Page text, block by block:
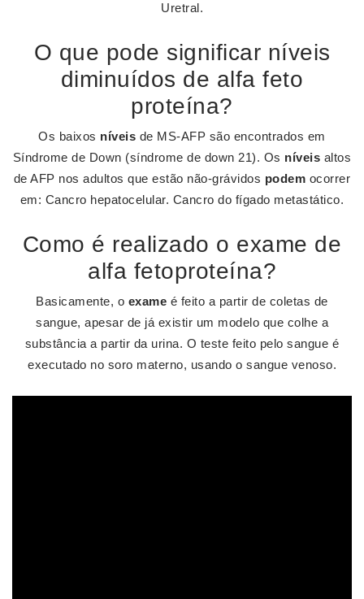
Uretral.
O que pode significar níveis
diminuídos de alfa feto
proteína?
Os baixos níveis de MS-AFP são encontrados em
Síndrome de Down (síndrome de down 21). Os níveis altos
de AFP nos adultos que estão não-grávidos podem ocorrer
em: Cancro hepatocelular. Cancro do fígado metastático.
Como é realizado o exame de
alfa fetoproteína?
Basicamente, o exame é feito a partir de coletas de
sangue, apesar de já existir um modelo que colhe a
substância a partir da urina. O teste feito pelo sangue é
executado no soro materno, usando o sangue venoso.